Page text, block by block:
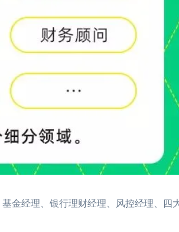
金经理、银行理财经理、风控经理、四